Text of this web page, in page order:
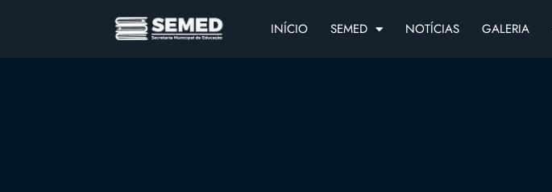
INÍCIO SEMED NOTÍCIAS GALERIA